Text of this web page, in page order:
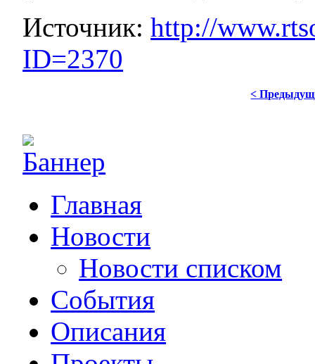
Источник:http://
ID=2370
<
Главная
Новости
Новости списком
События
Описания